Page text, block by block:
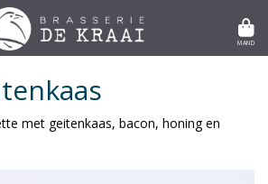
MAND
met geitenkaas, bacon, honing en